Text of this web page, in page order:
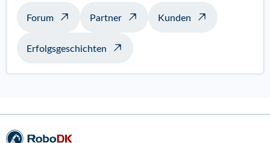
Forum Partner Kunden
Erfolgsgeschichten